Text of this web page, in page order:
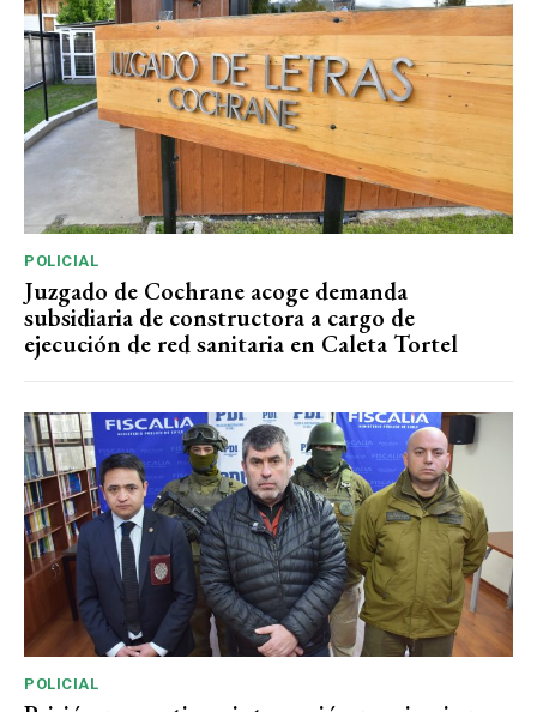
POLICIAL
Juzgado de Cochrane acoge demanda
subsidiaria de constructora a cargo de
ejecución de red sanitaria en Caleta Tortel
POLICIAL